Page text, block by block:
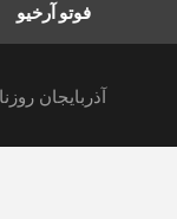
فوتو آرخیو
آذربایجان